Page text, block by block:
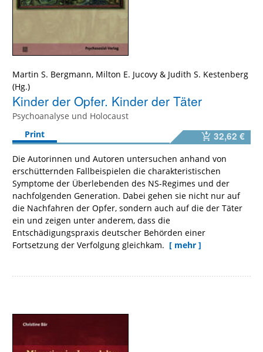
Martin S. Bergmann, Milton E. Jucovy & Judith S. Kestenberg
Kinder der Opfer. Kinder der Täter
Psychoanalyse und Holocaust
Print
32,62 €
Die Autorinnen und Autoren untersuchen anhand von
erschütternden Fallbeispielen die charakteristischen
Symptome der Überlebenden des NS-Regimes und der
nachfolgenden Generation. Dabei gehen sie nicht nur auf
die Nachfahren der Opfer, sondern auch auf die der Täter
ein und zeigen unter anderem, dass die
Entschädigungspraxis deutscher Behörden einer
Fortsetzung der Verfolgung gleichkam. [ mehr ]